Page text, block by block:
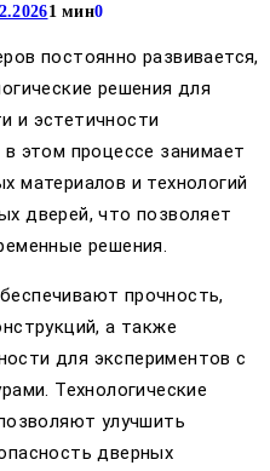
1 мин0
постоянно развивается,
решения для
и эстетичности
этом процессе занимает
материалов и технологий
дверей, что позволяет
решения.
прочность,
а также
для экспериментов с
Технологические
улучшить
дверных